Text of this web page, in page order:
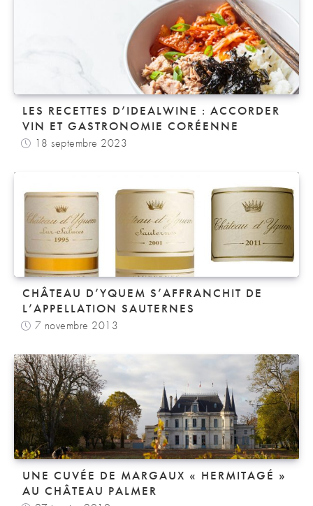
LES RECETTES D’IDEALWINE : ACCORDER
VIN ET GASTRONOMIE CORÉENNE
18 septembre 2023
CHÂTEAU D’YQUEM S’AFFRANCHIT DE
L’APPELLATION SAUTERNES
7 novembre 2013
UNE CUVÉE DE MARGAUX « HERMITAGÉ »
AU CHÂTEAU PALMER